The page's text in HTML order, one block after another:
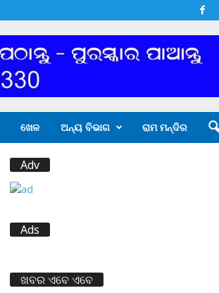
ଖେଳ ଅନ୍ୟ ବିଭାଗ ରାମ ମନ୍ଦିର
Adv
Ads
ଖବର ଏବେ ଏବେ